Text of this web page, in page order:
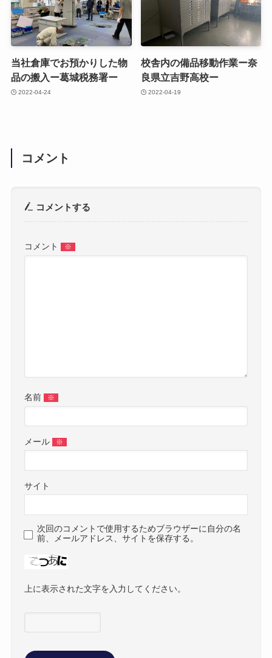
当社倉庫でお預かりした物
品の搬入ー葛城税務署ー
2022-04-24
校舎内の備品移動作業ー奈
良県立吉野高校ー
2022-04-19
コメント
コメントする
コメント ※
名前 ※
メール ※
サイト
次回のコメントで使用するためブラウザーに自分の名
前、メールアドレス、サイトを保存する。
上に表示された文字を入力してください。